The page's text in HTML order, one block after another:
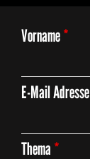
Vorname
E-Mail Adresse
Thema